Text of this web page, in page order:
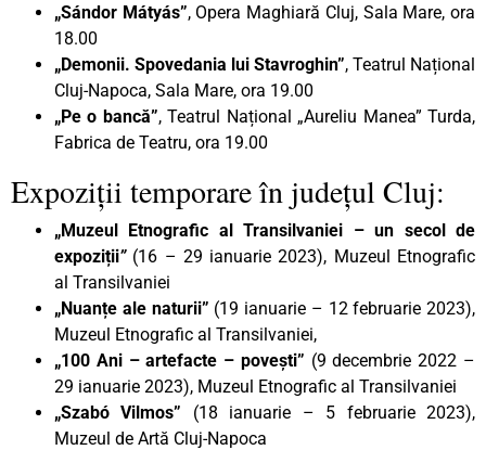
„Sándor Mátyás”, Opera Maghiară Cluj, Sala Mare, ora
18.00
„Demonii. Spovedania lui Stavroghin”, Teatrul Național
Cluj-Napoca, Sala Mare, ora 19.00
„Pe o bancă”, Teatrul Național „Aureliu Manea” Turda,
Fabrica de Teatru, ora 19.00
Expoziții temporare în județul Cluj:
„Muzeul Etnografic al Transilvaniei – un secol de
expoziții” (16 – 29 ianuarie 2023), Muzeul Etnografic
al Transilvaniei
„Nuanțe ale naturii” (19 ianuarie – 12 februarie 2023),
Muzeul Etnografic al Transilvaniei,
„100 Ani – artefacte – povești” (9 decembrie 2022 –
29 ianuarie 2023), Muzeul Etnografic al Transilvaniei
„Szabó Vilmos” (18 ianuarie – 5 februarie 2023),
Muzeul de Artă Cluj-Napoca